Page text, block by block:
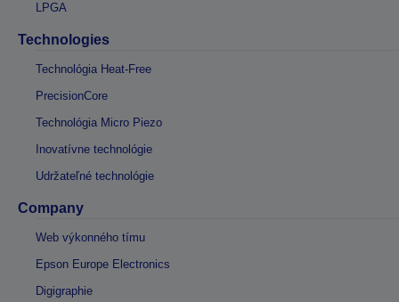
LPGA
Technologies
Technológia Heat-Free
PrecisionCore
Technológia Micro Piezo
Inovatívne technológie
Udržateľné technológie
Company
Web výkonného tímu
Epson Europe Electronics
Digigraphie